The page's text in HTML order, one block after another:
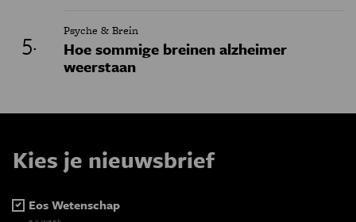
Psyche & Brein
Hoe sommige breinen alzheimer
weerstaan
Kies je nieuwsbrief
Eos Wetenschap